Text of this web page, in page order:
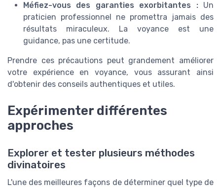
Méfiez-vous des garanties exorbitantes :Un
praticien professionnel ne promettra jamais des
résultats miraculeux. La voyance est une
guidance, pas une certitude.
Prendre ces précautions peut grandement améliorer
votre expérience en voyance, vous assurant ainsi
d'obtenir des conseils authentiques et utiles.
Expérimenter différentes
approches
Explorer et tester plusieurs méthodes
divinatoires
L'une des meilleures façons de déterminer quel type de